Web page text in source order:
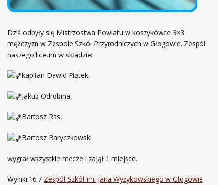
Dziś odbyły się Mistrzostwa Powiatu w koszykówce 3×3
mężczyzn w Zespole Szkół Przyrodniczych w Głogowie. Zespół
naszego liceum w składzie:
kapitan Dawid Piątek,
Jakub Odrobina,
Bartosz Ras,
Bartosz Baryczkowski
wygrał wszystkie mecze i zajął 1 miejsce.
Wyniki:16:7 Zespół Szkół im. Jana Wyżykowskiego w Głogowie